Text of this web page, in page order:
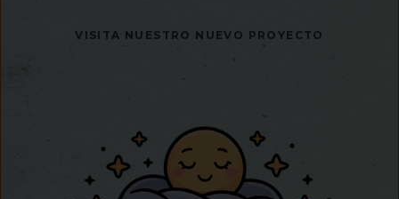
VISITA NUESTRO NUEVO PROYECTO